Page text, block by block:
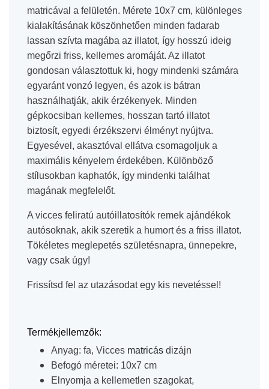
matricával a felületén. Mérete 10x7 cm, különleges
kialakításának köszönhetően minden fadarab
lassan szívta magába az illatot, így hosszú ideig
megőrzi friss, kellemes aromáját. Az illatot
gondosan választottuk ki, hogy mindenki számára
egyaránt vonzó legyen, és azok is bátran
használhatják, akik érzékenyek. Minden
gépkocsiban kellemes, hosszan tartó illatot
biztosít, egyedi érzékszervi élményt nyújtva.
Egyesével, akasztóval ellátva csomagoljuk a
maximális kényelem érdekében. Különböző
stílusokban kaphatók, így mindenki találhat
magának megfelelőt.
A vicces feliratú autóillatosítók remek ajándékok
autósoknak, akik szeretik a humort és a friss illatot.
Tökéletes meglepetés születésnapra, ünnepekre,
vagy csak úgy!
Frissítsd fel az utazásodat egy kis nevetéssel!
Termékjellemzők:
Anyag: fa, Vicces matricás dizájn
Befogó méretei: 10x7 cm
Elnyomja a kellemetlen szagokat,